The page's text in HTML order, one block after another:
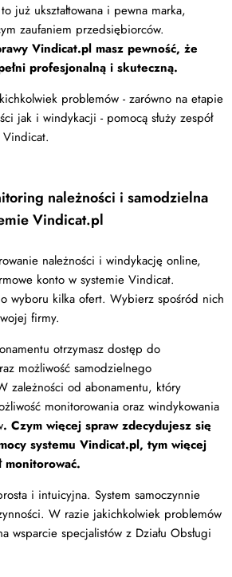
już ukształtowana i pewna marka,
zaufaniem przedsiębiorców.
Vindicat.pl masz pewność, że
profesjonalną i skuteczną.
problemów - zarówno na etapie
jak i windykacji - pomocą służy zespół
należności i samodzielna
Vindicat.pl
należności i windykację online,
konto w systemie Vindicat.
wyboru kilka ofert. Wybierz spośród nich
firmy.
otrzymasz dostęp do
możliwość samodzielnego
zależności od abonamentu, który
monitorowania oraz windykowania
. Czym więcej spraw zdecydujesz się
systemu Vindicat.pl, tym więcej
monitorować.
i intuicyjna. System samoczynnie
W razie jakichkolwiek problemów
wsparcie specjalistów z Działu Obsługi